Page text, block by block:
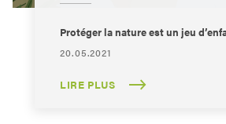
Protéger la nature est un jeu
20.05.2021
LIRE PLUS